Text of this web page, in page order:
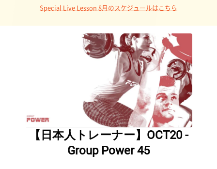
Special Live Lesson 8月のスケジュールはこちら
【日本人トレーナー】OCT20 -
Group Power 45